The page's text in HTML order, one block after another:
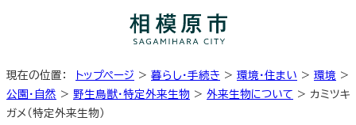
現在の位置： トップページ > 暮らし・手続き > 環境・住まい > 環境 >
公園・自然 > 野生鳥獣・特定外来生物 > 外来生物について > カミツキ
ガメ（特定外来生物）